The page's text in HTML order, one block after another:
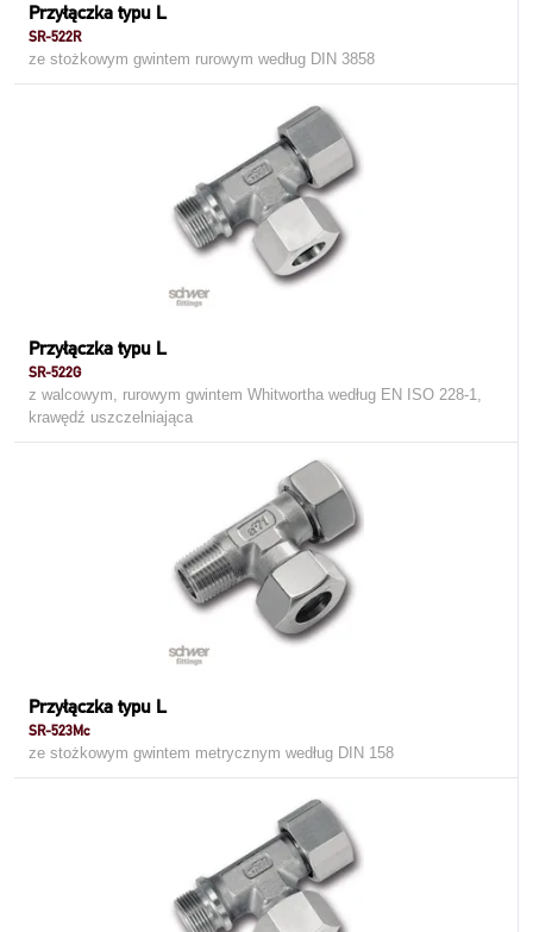
Przyłączka typu L
SR-522R
ze stożkowym gwintem rurowym według DIN 3858
Przyłączka typu L
SR-522G
z walcowym, rurowym gwintem Whitwortha według EN ISO 228-1,
krawędź uszczelniająca
Przyłączka typu L
SR-523Mc
ze stożkowym gwintem metrycznym według DIN 158